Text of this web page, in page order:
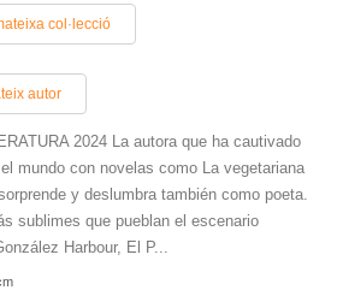
col·lecció
autor
2024 La autora que ha cautivado
mundo con novelas como La vegetariana
y deslumbra también como poeta.
sublimes que pueblan el escenario
Harbour, El P...